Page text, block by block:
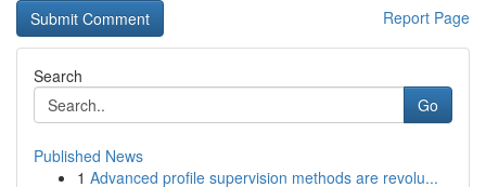
Report Page
Search
Go
Published News
1 Advanced profile supervision methods are revolu...